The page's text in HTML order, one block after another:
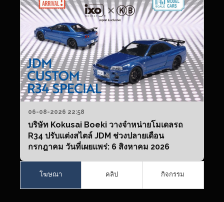
06-08-2026 22:58
บริษัท Kokusai Boeki วางจำหน่ายโมเดลรถ
R34 ปรับแต่งสไตล์ JDM ช่วงปลายเดือน
กรกฎาคม วันที่เผยแพร่: 6 สิงหาคม 2026
โฆษณา คลิป กิจกรรม